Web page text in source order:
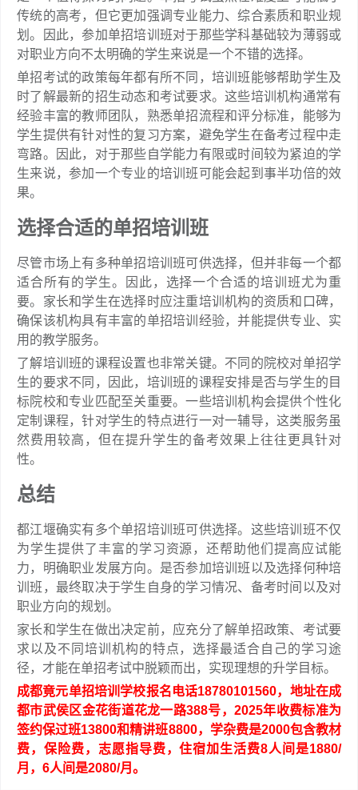
传统的高考，但它更加强调专业能力、综合素质和职业规
划。因此，参加单招培训班对于那些学科基础较为薄弱或
对职业方向不太明确的学生来说是一个不错的选择。
单招考试的政策每年都有所不同，培训班能够帮助学生及
时了解最新的招生动态和考试要求。这些培训机构通常有
经验丰富的教师团队，熟悉单招流程和评分标准，能够为
学生提供有针对性的复习方案，避免学生在备考过程中走
弯路。因此，对于那些自学能力有限或时间较为紧迫的学
生来说，参加一个专业的培训班可能会起到事半功倍的效
果。
选择合适的单招培训班
尽管市场上有多种单招培训班可供选择，但并非每一个都
适合所有的学生。因此，选择一个合适的培训班尤为重
要。家长和学生在选择时应注重培训机构的资质和口碑，
确保该机构具有丰富的单招培训经验，并能提供专业、实
用的教学服务。
了解培训班的课程设置也非常关键。不同的院校对单招学
生的要求不同，因此，培训班的课程安排是否与学生的目
标院校和专业匹配至关重要。一些培训机构会提供个性化
定制课程，针对学生的特点进行一对一辅导，这类服务虽
然费用较高，但在提升学生的备考效果上往往更具针对
性。
总结
都江堰确实有多个单招培训班可供选择。这些培训班不仅
为学生提供了丰富的学习资源，还帮助他们提高应试能
力，明确职业发展方向。是否参加培训班以及选择何种培
训班，最终取决于学生自身的学习情况、备考时间以及对
职业方向的规划。
家长和学生在做出决定前，应充分了解单招政策、考试要
求以及不同培训机构的特点，选择最适合自己的学习途
径，才能在单招考试中脱颖而出，实现理想的升学目标。
成都竟元单招培训学校报名电话18780101560，地址在成
都市武侯区金花街道花龙一路388号，2025年收费标准为
签约保过班13800和精讲班8800，学杂费是2000包含教材
费，保险费，志愿指导费，住宿加生活费8人间是1880/
月，6人间是2080/月。